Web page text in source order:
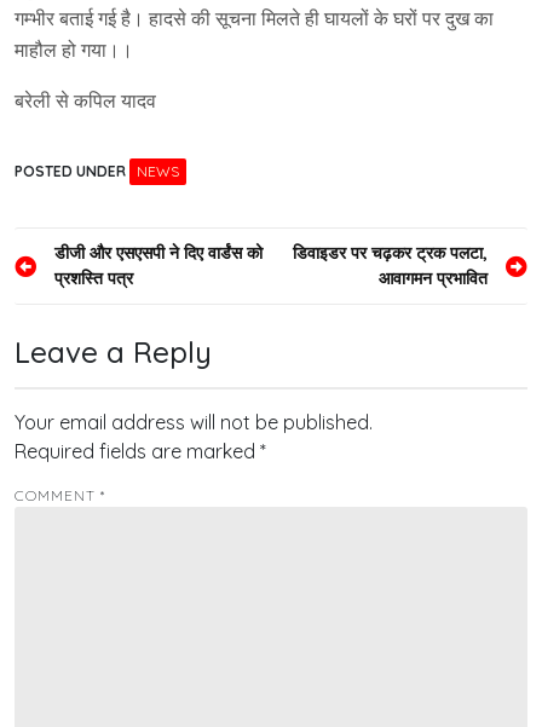
गम्भीर बताई गई है। हादसे की सूचना मिलते ही घायलों के घरों पर दुख का
माहौल हो गया।।
बरेली से कपिल यादव
POSTED UNDER NEWS
Post
navigation
डीजी और एसएसपी ने दिए वार्डंस को
प्रशस्ति पत्र
डिवाइडर पर चढ़कर ट्रक पलटा,
आवागमन प्रभावित
Leave a Reply
Your email address will not be published.
Required fields are marked *
COMMENT *